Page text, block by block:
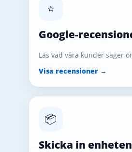
⭐
Google-
Läs vad våra kunder säger
Visa recensioner →
📦
Skicka in enheten